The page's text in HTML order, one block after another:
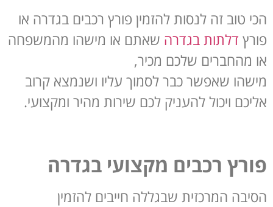
הכי טוב זה לנסות להזמין פורץ רכבים בגדרה או
פורץ דלתות בגדרה שאתם או מישהו מהמשפחה
או מהחברים שלכם מכיר,
מישהו שאפשר כבר לסמוך עליו ושנמצא קרוב
אליכם ויכול להעניק לכם שירות מהיר ומקצועי.
פורץ רכבים מקצועי בגדרה
הסיבה המרכזית שבגללה חייבים להזמין